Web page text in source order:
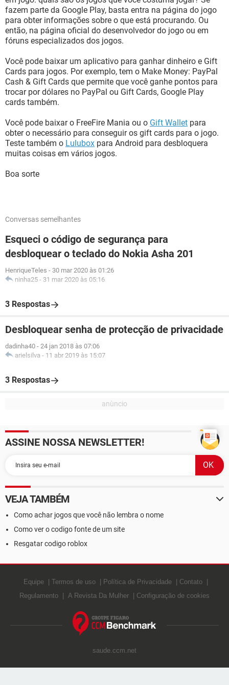
fazem parte da Google Play, basta entra na página do jogo
para obter informações sobre o que está procurando. Ou
então, na página oficial do desenvolvedor do jogo ou em
fóruns especializados dos jogos.
Você pode baixar um aplicativo para ganhar dinheiro e Gift
Cards para jogos. Por exemplo, tem o Make Money: PayPal
Cash & Gift Cards que permite que você ganhe pontos para
trocar por dólares no PayPal ou Gift Cards, Google Play
cards também.
Você pode baixar o FreeFire Mania ou o Gift Wallet para
obter o necessário para conseguir os gift cards para o jogo.
Teste também o Lulubox para Android para desbloquera
muitas coisas em vários jogos.
Boa sorte
Conversas semelhantes
Esqueci o código de segurança para
desbloquear o teclado do Nokia Asha 201
HenriqueTeles - 30 mar 2020 às 01:26
ninha25 - 31 mar 2020 às 05:16
3 Respostas
Desbloquear senha de protecção de privacidade
dadinha40 - 24 jan 2018 às 07:06
arielsilva - 11 abr 2019 às 15:07
3 Respostas
ASSINE NOSSA NEWSLETTER!
VEJA TAMBÉM
Como achar jogos que você não lembra o nome
Como ver o codigo fonte de um site
Resgatar codigo roblox
Equipe Termos de uso Política de Privacidade
Contato
Regulamento
A Revista Da Mulher Configuração de cookies
saude.ccm.net